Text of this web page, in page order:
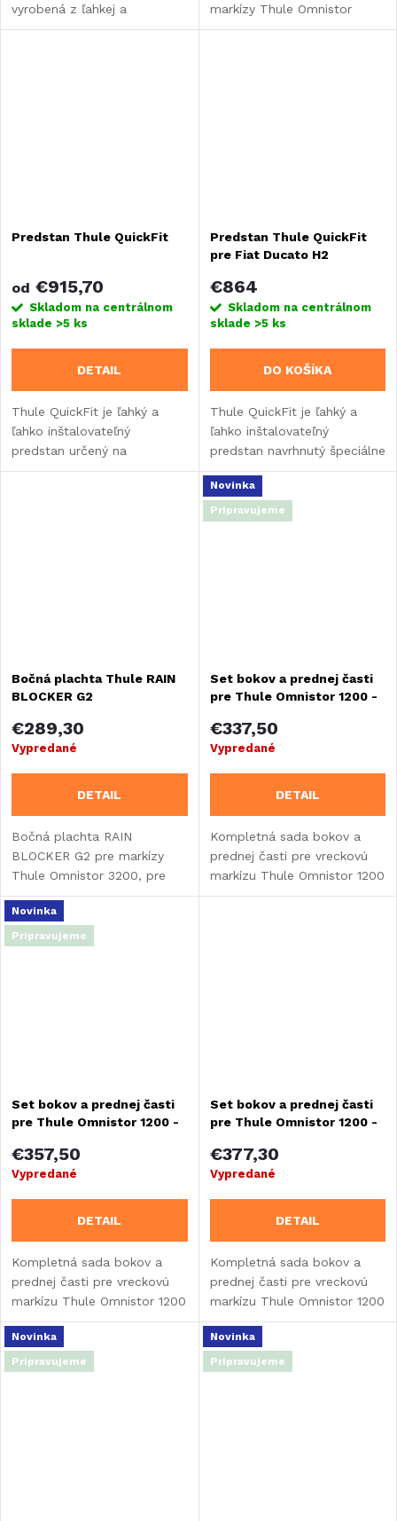
vyrobená z ľahkej a
priedušnej sieťoviny. Vhodná
markízy Thule Omnistor
3200 a Thule Omnistor
Predstan Thule QuickFit
od €915,70
Skladom na centrálnom
sklade >5 ks
DETAIL
Thule QuickFit je ľahký a
ľahko inštalovateľný
predstan určený na
zavesenie pod markízu.
Predstan Thule QuickFit
pre Fiat Ducato H2
€864
Skladom na centrálnom
sklade >5 ks
DO KOŠÍKA
Thule QuickFit je ľahký a
ľahko inštalovateľný
predstan navrhnutý špeciálne
pre Fiat Ducato a podobné
modely (Peugeot Boxer,
Citroen Jumper) s výškou
Bočná plachta Thule RAIN
BLOCKER G2
€289,30
Vypredané
DETAIL
Bočná plachta RAIN
BLOCKER G2 pre markízy
Thule Omnistor 3200, pre
vstavby, dodávky a SUV.
Novinka
Pripravujeme
Set bokov a prednej časti
pre Thule Omnistor 1200 -
€337,50
Vypredané
DETAIL
Kompletná sada bokov a
prednej časti pre vreckovú
markízu Thule Omnistor 1200
- šírka 300 cm.
Novinka
Pripravujeme
Set bokov a prednej časti
pre Thule Omnistor 1200 -
€357,50
Vypredané
DETAIL
Kompletná sada bokov a
prednej časti pre vreckovú
markízu Thule Omnistor 1200
- šírka 350 cm.
Set bokov a prednej časti
pre Thule Omnistor 1200 -
€377,30
Vypredané
DETAIL
Kompletná sada bokov a
prednej časti pre vreckovú
markízu Thule Omnistor 1200
- šírka 400 cm.
Novinka
Pripravujeme
Novinka
Pripravujeme